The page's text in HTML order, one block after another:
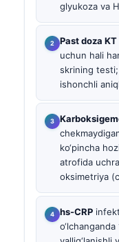
glyukoza va
Past doza KT
uchun hali
skrining testi;
ishonchli
ko‘pincha
atrofida
oksimetriya
hs-CRP